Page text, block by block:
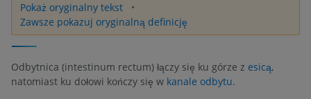
Pokaż oryginalny tekst
Zawsze pokazuj oryginalną definicję
Odbytnica (intestinum rectum) łączy się ku górze z esicą,
natomiast ku dołowi kończy się w kanale odbytu.